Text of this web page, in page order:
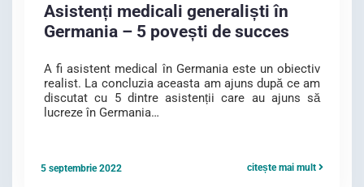
Asistenți medicali generaliști în
Germania – 5 povești de succes
A fi asistent medical în Germania este un obiectiv
realist. La concluzia aceasta am ajuns după ce am
discutat cu 5 dintre asistenții care au ajuns să
lucreze în Germania…
citește mai mult
5 septembrie 2022